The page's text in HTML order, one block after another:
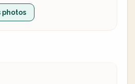
photos